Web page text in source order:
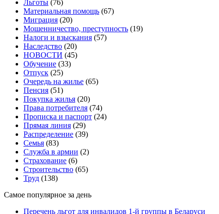
Льготы (76)
Материальная помощь (67)
Миграция (20)
Мошенничество, преступность (19)
Налоги и взыскания (57)
Наследство (20)
НОВОСТИ (45)
Обучение (33)
Отпуск (25)
Очередь на жилье (65)
Пенсия (51)
Покупка жилья (20)
Права потребителя (74)
Прописка и паспорт (24)
Прямая линия (29)
Распределение (39)
Семья (83)
Служба в армии (2)
Страхование (6)
Строительство (65)
Труд (138)
Самое популярное за день
Перечень льгот для инвалидов 1-й группы в Беларуси